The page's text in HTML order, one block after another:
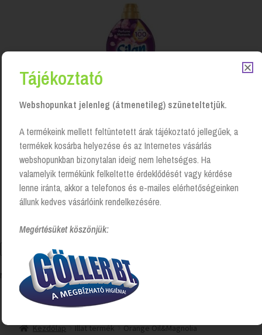
Öblítő 1850 ml, Silan – Orange Oil&Magnolia
Login to see prices
Mind a(z) 2 találat megjelenítve
Kezdőlap Illat termék Orange Oil&Magnolia
Tájékoztató
Webshopunkat jelenleg (átmenetileg) szüneteltetjük.
A termékeink mellett feltüntetett árak tájékoztató jellegűek, a
termékek kosárba helyezése és az Internetes vásárlás
webshopunkban bizonytalan ideig nem lehetséges. Ha
valamelyik termékünk felkeltette érdeklődését vagy kérdése
lenne iránta, akkor a telefonos és e-mailes elérhetőségeinken
állunk kedves vásárlóink rendelkezésére.
Megértésüket köszönjük: